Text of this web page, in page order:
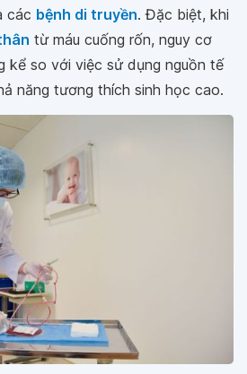
các bệnh di truyền. Đặc biệt, khi
từ máu cuống rốn, nguy cơ
kể so với việc sử dụng nguồn tế
năng tương thích sinh học cao.